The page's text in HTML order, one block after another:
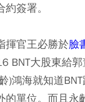
簽署。
揮官王必勝於臉
BNT大股東給郭
)鴻海就知道
的單位。而且永